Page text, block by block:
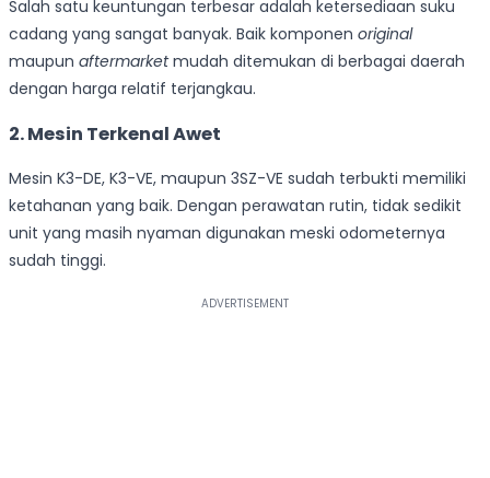
Salah satu keuntungan terbesar adalah ketersediaan suku
cadang yang sangat banyak. Baik komponen original
maupun aftermarketmudah ditemukan di berbagai daerah
dengan harga relatif terjangkau.
2. Mesin Terkenal Awet
Mesin K3-DE, K3-VE, maupun 3SZ-VE sudah terbukti memiliki
ketahanan yang baik. Dengan perawatan rutin, tidak sedikit
unit yang masih nyaman digunakan meski odometernya
sudah tinggi.